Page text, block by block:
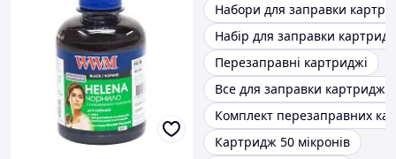
Набори для заправки
Набір для заправки
Перезаправні картриджі
Все для заправки картриджів
Комплект перезаправних
Картридж 50 мікронів